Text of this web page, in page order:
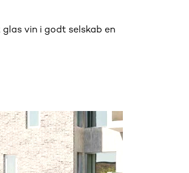
vin i godt selskab en